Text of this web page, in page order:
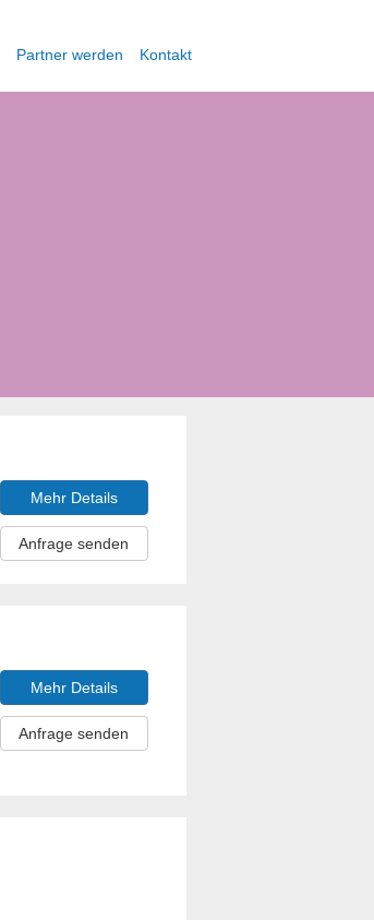
Partner werden Kontakt
Mehr Details
Anfrage senden
Mehr Details
Anfrage senden